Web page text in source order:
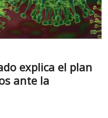
explica el plan
ante la